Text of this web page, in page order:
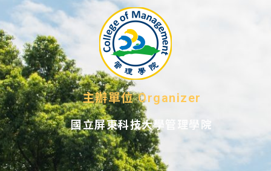
主辦單位 Organizer
國立屏東科技大學管理學院